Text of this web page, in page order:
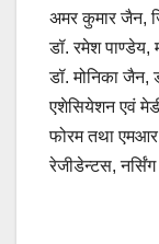
अमर कुमार जैन,
डॉ. रमेश पाण्डेय,
डॉ. मोनिका जैन,
एशेसियेशन एवं
फोरम तथा
रेजीडेन्टस,